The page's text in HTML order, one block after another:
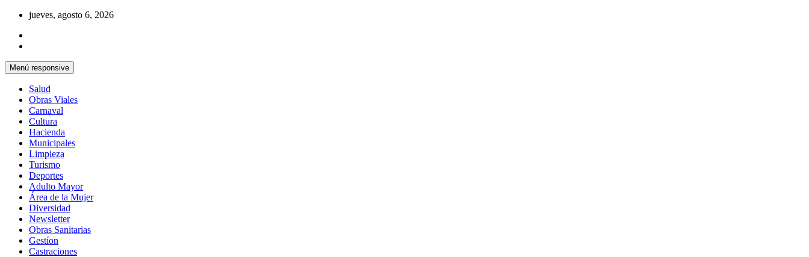
Saltar
contenido
jueves, agosto 6, 2026
Menú responsive
Salud
Obras Viales
Carnaval
Cultura
Hacienda
Municipales
Limpieza
Turismo
Deportes
Adulto Mayor
Área de la Mujer
Diversidad
Newsletter
Obras Sanitarias
Gestíon
Castraciones